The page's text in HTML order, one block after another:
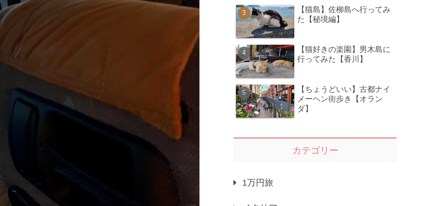
【猫島】佐柳島へ行ってみ
た【秘境編】
【猫好きの楽園】男木島に
行ってみた【香川】
【ちょうどいい】古都ナイ
メーヘン街歩き【オラン
ダ】
カテゴリー
1万円旅